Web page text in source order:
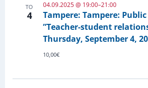
TO
4
Tampere: Tampere:
”Teacher-student
Thursday, September 4,
04.09.2025 @ 19:00–21:00
10,00€